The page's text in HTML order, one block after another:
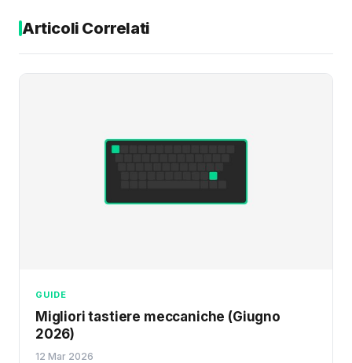
Articoli Correlati
GUIDE
Migliori tastiere meccaniche (Giugno
2026)
12 Mar 2026